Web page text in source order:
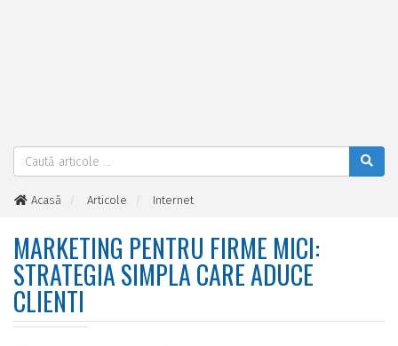
Acasă Articole
Internet
MARKETING PENTRU FIRME MICI:
STRATEGIA SIMPLA CARE ADUCE
CLIENTI